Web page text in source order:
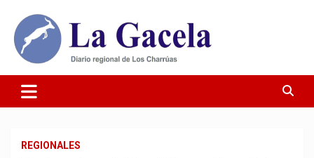
contenido
Diario La Gacela
REGIONALES